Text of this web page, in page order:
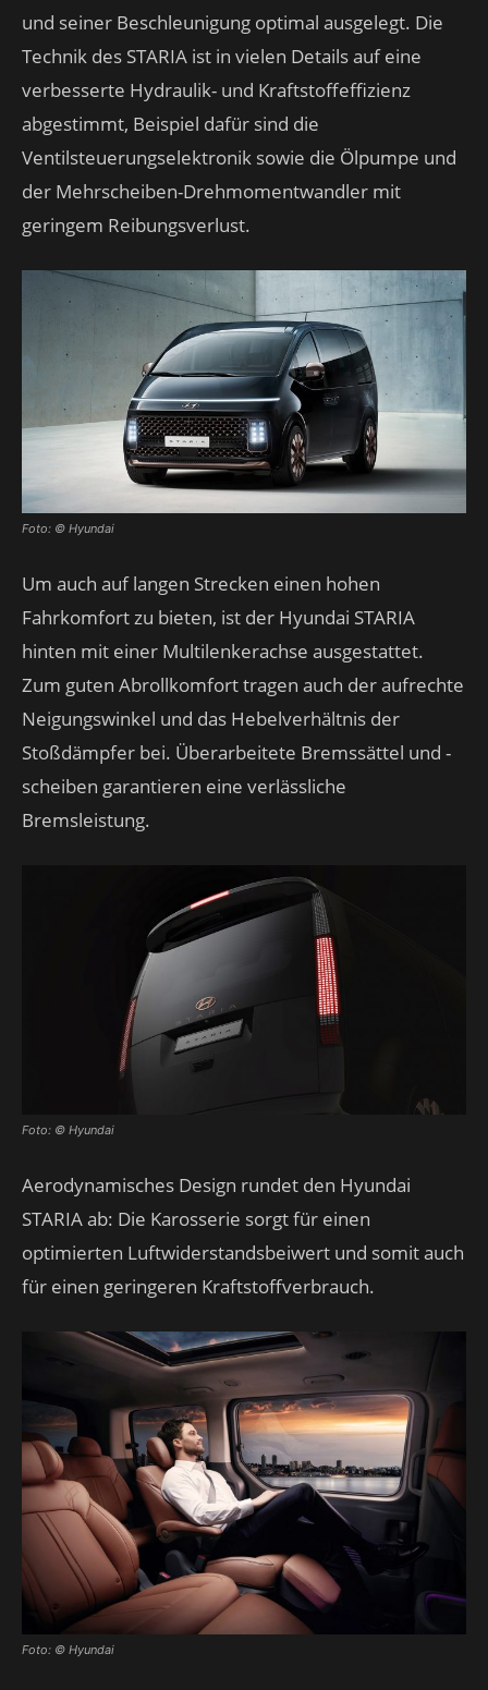
und seiner Beschleunigung optimal ausgelegt. Die
Technik des STARIA ist in vielen Details auf eine
verbesserte Hydraulik- und Kraftstoffeffizienz
abgestimmt, Beispiel dafür sind die
Ventilsteuerungselektronik sowie die Ölpumpe und
der Mehrscheiben-Drehmomentwandler mit
geringem Reibungsverlust.
Foto: © Hyundai
Um auch auf langen Strecken einen hohen
Fahrkomfort zu bieten, ist der Hyundai STARIA
hinten mit einer Multilenkerachse ausgestattet.
Zum guten Abrollkomfort tragen auch der aufrechte
Neigungswinkel und das Hebelverhältnis der
Stoßdämpfer bei. Überarbeitete Bremssättel und -
scheiben garantieren eine verlässliche
Bremsleistung.
Foto: © Hyundai
Aerodynamisches Design rundet den Hyundai
STARIA ab: Die Karosserie sorgt für einen
optimierten Luftwiderstandsbeiwert und somit auch
für einen geringeren Kraftstoffverbrauch.
Foto: © Hyundai